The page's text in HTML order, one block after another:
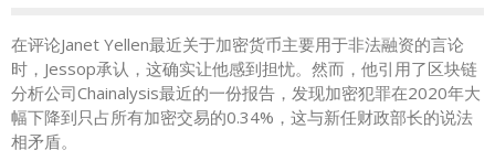
在评论Janet Yellen最近关于加密货币主要用于非法融资的言论
时，Jessop承认，这确实让他感到担忧。然而，他引用了区块链
分析公司Chainalysis最近的一份报告，发现加密犯罪在2020年大
幅下降到只占所有加密交易的0.34%，这与新任财政部长的说法
相矛盾。